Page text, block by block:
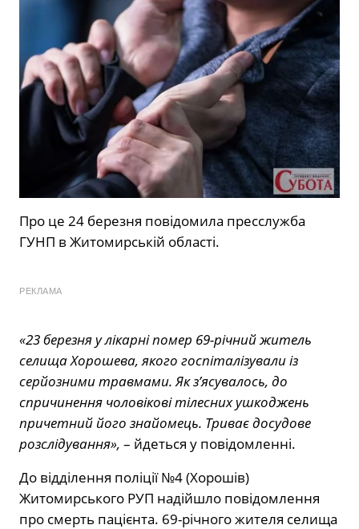
Про це 24 березня повідомила пресслужба
ГУНП в Житомирській області.
РЕКЛАМА
«23 березня у лікарні помер 69-річний житель
селища Хорошева, якого госпіталізували із
серйозними травмами. Як з’ясувалось, до
спричинення чоловікові тілесних ушкоджень
причетний його знайомець. Триває досудове
розслідування», – йдеться у повідомленні.
До відділення поліції №4 (Хорошів)
Житомирського РУП надійшло повідомлення
про смерть пацієнта. 69-річного жителя селища